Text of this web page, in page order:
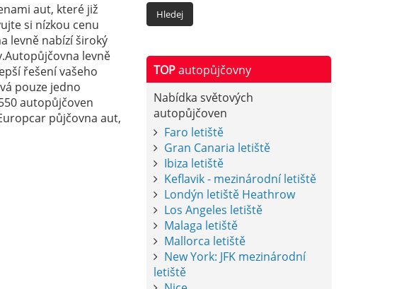
aut, které již
si nízkou cenu
levně nabízí široký
levně
řešení vašeho
pouze jedno
autopůjčoven
půjčovna aut,
TOPautopůjčovny
Nabídka světových
autopůjčoven
Faro letiště
Gran Canaria letiště
Ibiza letiště
Keflavik - mezinárodní letiště
Londýn letiště Heathrow
Los Angeles letiště
Malaga letiště
Mallorca letiště
New York: JFK mezinárodní
letiště